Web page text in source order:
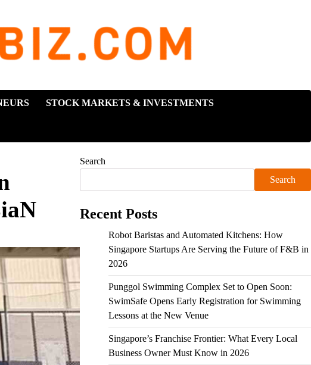
STOCK MARKETS & INVESTMENTS
Search
Search
Recent Posts
Robot Baristas and Automated Kitchens: How
Singapore Startups Are Serving the Future of F&B in
2026
Punggol Swimming Complex Set to Open Soon:
SwimSafe Opens Early Registration for Swimming
Lessons at the New Venue
Singapore’s Franchise Frontier: What Every Local
Business Owner Must Know in 2026